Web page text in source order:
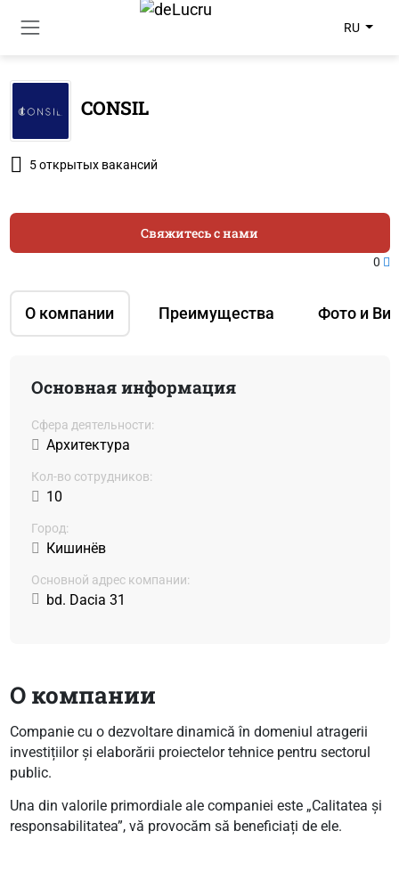
RU
CONSIL
5 открытых вакансий
О компании Преимущества Фото и
Свяжитесь с нами
0
Основная информация
Сфера деятельности:
Архитектура
Кол-во сотрудников:
10
Город:
Кишинёв
Основной адрес компании:
bd. Dacia 31
О компании
Companie cu o dezvoltare dinamică în domeniul atragerii
investițiilor și elaborării proiectelor tehnice pentru sectorul
public.
Una din valorile primordiale ale companiei este „Calitatea și
responsabilitatea”, vă provocăm să beneficiați de ele.